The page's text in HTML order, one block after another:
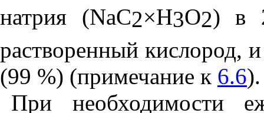
натрия (NaC2×H3O2) в
растворенный кислород,
(99 %) (примечание к 6.6).
При необходимости